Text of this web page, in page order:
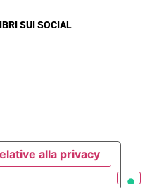
SUI SOCIAL
alla privacy